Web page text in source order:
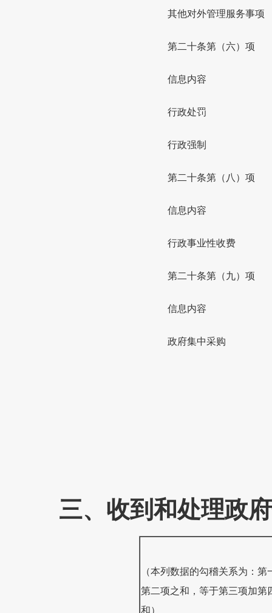
其他对外管理服务事项
第二十条第（六）项
信息内容
行政处罚
行政强制
第二十条第（八）项
信息内容
行政事业性收费
第二十条第（九）项
信息内容
政府集中采购
三、收到和处理政
（本列数据的勾稽关系为：第
第二项之和，等于第三项加第
和）